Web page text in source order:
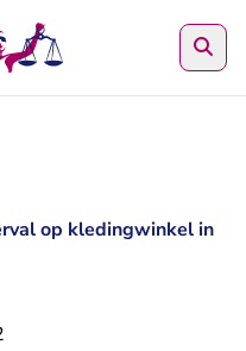
op kledingwinkel in